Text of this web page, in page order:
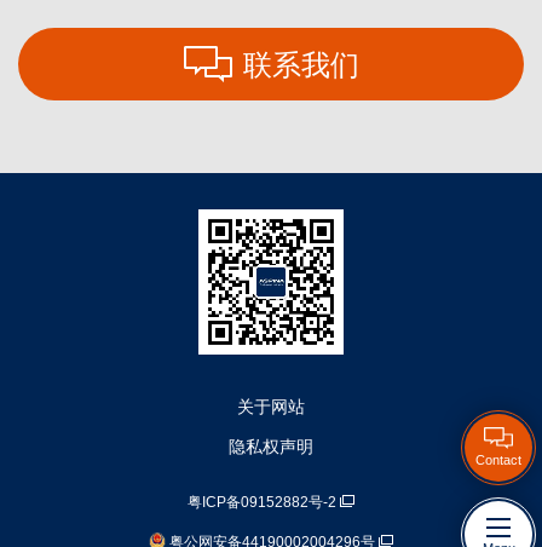
Contact
联系我们
关于网站
隐私权声明
粤ICP备09152882号-2
粤公网安备44190002004296号